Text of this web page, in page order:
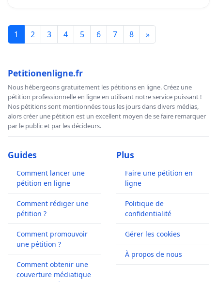
1 2 3 4 5 6 7 8 »
Petitionenligne.fr
Nous hébergeons gratuitement les pétitions en ligne. Créez une
pétition professionnelle en ligne en utilisant notre service puissant !
Nos pétitions sont mentionnées tous les jours dans divers médias,
alors créer une pétition est un excellent moyen de se faire remarquer
par le public et par les décideurs.
Guides
Comment lancer une
pétition en ligne
Comment rédiger une
pétition ?
Comment promouvoir
une pétition ?
Comment obtenir une
couverture médiatique
Plus
Faire une pétition en
ligne
Politique de
confidentialité
Gérer les cookies
À propos de nous